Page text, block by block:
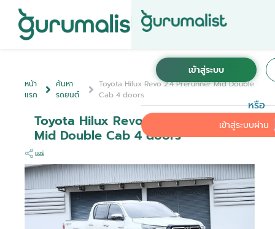
หรือ
เข้าสู่ระบบผ่าน
หน้า
แรก
ค้นหา
รถยนต์
Toyota Hilux Revo 2.4 Prerunner Mid Double
Cab 4 doors
Toyota Hilux Revo 2.4 Prerunner
Mid Double Cab 4 doors
แชร์